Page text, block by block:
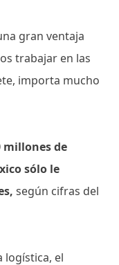
gran ventaja
trabajar en las
importa mucho
millones de
sólo le
según cifras del
logística, el